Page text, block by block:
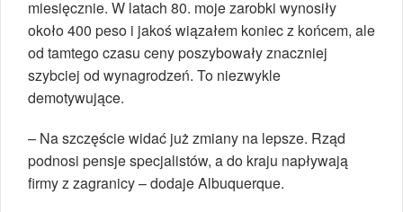
miesięcznie. W latach 80. moje zarobki wynosiły
około 400 peso i jakoś wiązałem koniec z końcem, ale
od tamtego czasu ceny poszybowały znaczniej
szybciej od wynagrodzeń. To niezwykle
demotywujące.
– Na szczęście widać już zmiany na lepsze. Rząd
podnosi pensje specjalistów, a do kraju napływają
firmy z zagranicy – dodaje Albuquerque.